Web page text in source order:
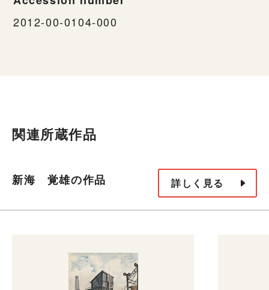
2012-00-0104-000
関連所蔵作品
新海 覚雄の作品 詳しく見る